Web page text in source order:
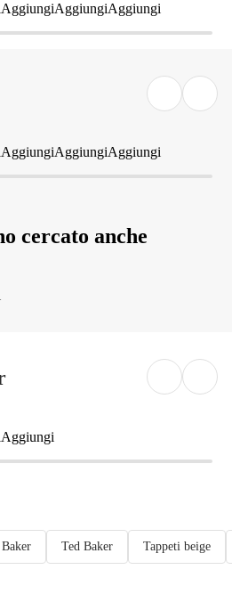
AggiungiAggiungiAggiungi
AggiungiAggiungiAggiungi
cercato anche
Aggiungi
Ted Baker Tappeti beige